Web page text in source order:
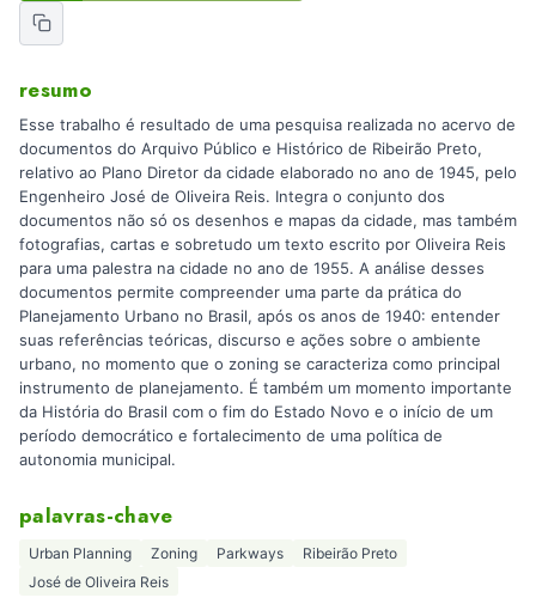
resumo
Esse trabalho é resultado de uma pesquisa realizada no acervo de
documentos do Arquivo Público e Histórico de Ribeirão Preto,
relativo ao Plano Diretor da cidade elaborado no ano de 1945, pelo
Engenheiro José de Oliveira Reis. Integra o conjunto dos
documentos não só os desenhos e mapas da cidade, mas também
fotografias, cartas e sobretudo um texto escrito por Oliveira Reis
para uma palestra na cidade no ano de 1955. A análise desses
documentos permite compreender uma parte da prática do
Planejamento Urbano no Brasil, após os anos de 1940: entender
suas referências teóricas, discurso e ações sobre o ambiente
urbano, no momento que o zoning se caracteriza como principal
instrumento de planejamento. É também um momento importante
da História do Brasil com o fim do Estado Novo e o início de um
período democrático e fortalecimento de uma política de
autonomia municipal.
palavras-chave
Urban Planning Zoning Parkways
Ribeirão Preto
José de Oliveira Reis